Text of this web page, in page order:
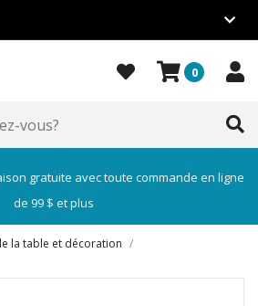
0
gratuite avec toute commande en ligne
de 99 $ et plus
la table et décoration /